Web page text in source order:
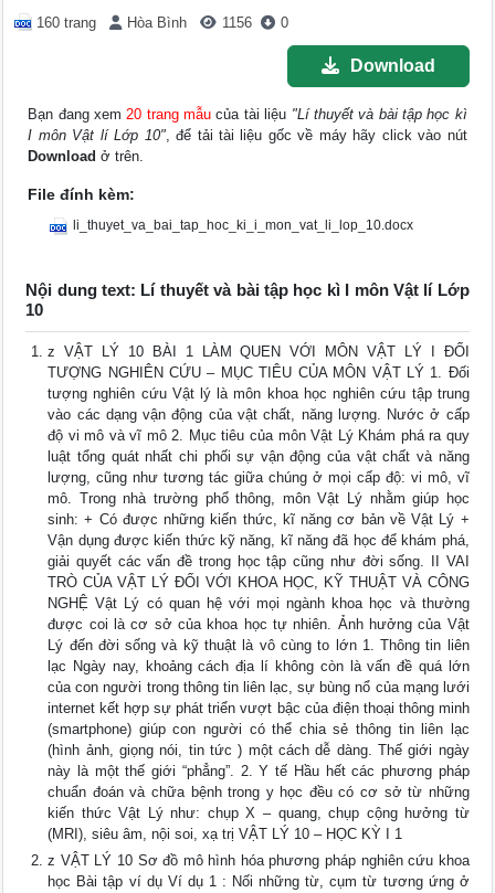
160 trang Hòa Bình 1156 0
Download
Bạn đang xem20 trang mẫu của tài liệu "Lí thuyết và bài tập học kì
I môn Vật lí Lớp 10", để tải tài liệu gốc về máy hãy click vào nút
Download ở trên.
File đính kèm:
li_thuyet_va_bai_tap_hoc_ki_i_mon_vat_li_lop_10.docx
Nội dung text: Lí thuyết và bài tập học kì I môn Vật lí Lớp
10
z VẬT LÝ 10 BÀI 1 LÀM QUEN VỚI MÔN VẬT LÝ I ĐỐI
TƯỢNG NGHIÊN CỨU – MỤC TIÊU CỦA MÔN VẬT LÝ 1. Đối
tượng nghiên cứu Vật lý là môn khoa học nghiên cứu tập trung
vào các dạng vận động của vật chất, năng lượng. Nước ở cấp
độ vi mô và vĩ mô 2. Mục tiêu của môn Vật Lý Khám phá ra quy
luật tổng quát nhất chi phối sự vận động của vật chất và năng
lượng, cũng như tương tác giữa chúng ở mọi cấp độ: vi mô, vĩ
mô. Trong nhà trường phổ thông, môn Vật Lý nhằm giúp học
sinh: + Có được những kiến thức, kĩ năng cơ bản về Vật Lý +
Vận dụng được kiến thức kỹ năng, kĩ năng đã học để khám phá,
giải quyết các vấn đề trong học tập cũng như đời sống. II VAI
TRÒ CỦA VẬT LÝ ĐỐI VỚI KHOA HỌC, KỸ THUẬT VÀ CÔNG
NGHỆ Vật Lý có quan hệ với mọi ngành khoa học và thường
được coi là cơ sở của khoa học tự nhiên. Ảnh hưởng của Vật
Lý đến đời sống và kỹ thuật là vô cùng to lớn 1. Thông tin liên
lạc Ngày nay, khoảng cách địa lí không còn là vấn đề quá lớn
của con người trong thông tin liên lạc, sự bùng nổ của mạng lưới
internet kết hợp sự phát triển vượt bậc của điện thoại thông minh
(smartphone) giúp con người có thể chia sẻ thông tin liên lạc
(hình ảnh, giọng nói, tin tức ) một cách dễ dàng. Thế giới ngày
này là một thế giới “phẳng”. 2. Y tế Hầu hết các phương pháp
chuẩn đoán và chữa bệnh trong y học đều có cơ sở từ những
kiến thức Vật Lý như: chụp X – quang, chụp cộng hưởng từ
(MRI), siêu âm, nội soi, xạ trị VẬT LÝ 10 – HỌC KỲ I 1
z VẬT LÝ 10 Sơ đồ mô hình hóa phương pháp nghiên cứu khoa
học Bài tập ví dụ Ví dụ 1 : Nối những từ, cụm từ tương ứng ở